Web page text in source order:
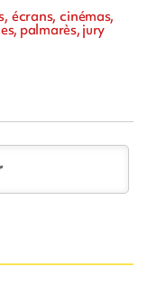
écrans, cinémas,
palmarès, jury